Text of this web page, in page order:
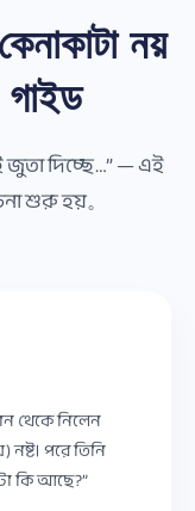
নয়
জুতা দিচ্ছে…” — এই
শুরু হয়。
থেকে নিলেন
পরে তিনি
কি আছে?”